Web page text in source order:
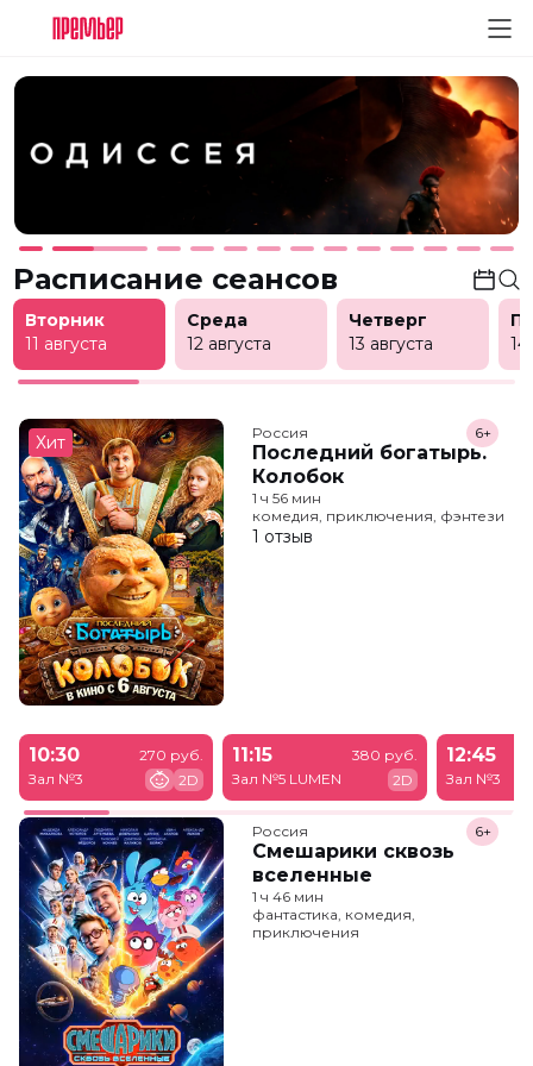
Расписание сеансов
Вторник
11 августа
Среда
12 августа
Четверг
13 августа
14
Хит Россия
Последний богатырь.
Колобок
6+
1 ч 56 мин
комедия, приключения, фэнтези
1 отзыв
10:30
Зал №3
270 руб.
2D
11:15
Зал №5 LUMEN
380 руб.
2D
12:45
Зал №3
Россия
Смешарики сквозь
вселенные
6+
1 ч 46 мин
фантастика, комедия,
приключения